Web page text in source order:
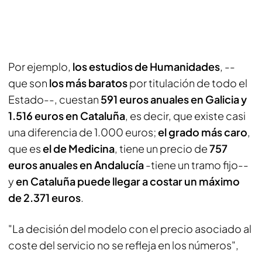
Por ejemplo, los estudios de Humanidades, --
que son los más baratospor titulación de todo el
Estado--, cuestan 591 euros anuales en Galicia y
1.516 euros en Cataluña, es decir, que existe casi
una diferencia de 1.000 euros;el grado más caro,
que esel de Medicina, tiene un precio de757
euros anuales en Andalucía-tiene un tramo fijo--
yen Cataluña puede llegar a costar un máximo
de 2.371 euros.
"La decisión del modelo con el precio asociado al
coste del servicio no se refleja en los números",